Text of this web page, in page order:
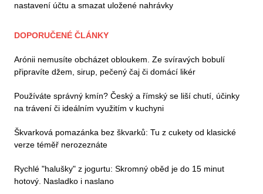
nastavení účtu a smazat uložené nahrávky
DOPORUČENÉ ČLÁNKY
Arónii nemusíte obcházet obloukem. Ze svíravých bobulí
připravíte džem, sirup, pečený čaj či domácí likér
Používáte správný kmín? Český a římský se liší chutí, účinky
na trávení či ideálním využitím v kuchyni
Škvarková pomazánka bez škvarků: Tu z cukety od klasické
verze téměř nerozeznáte
Rychlé "halušky" z jogurtu: Skromný oběd je do 15 minut
hotový. Nasladko i naslano